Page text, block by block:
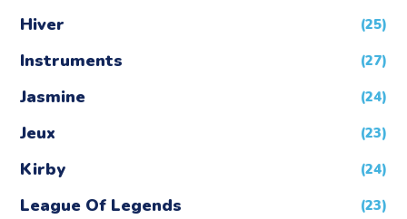
Hiver (25)
Instruments (27)
Jasmine (24)
Jeux (23)
Kirby (24)
League Of Legends (23)